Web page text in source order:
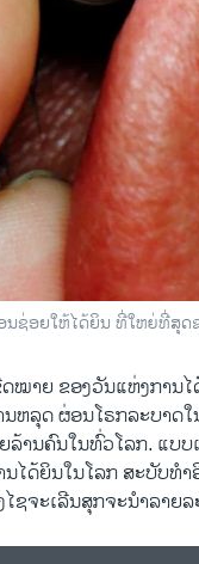
ຊ່ອຍໃຫ້ໄດ້ຍິນ ທີ່ໃຫຍ່ທີ່ສຸດ
ໝາຍ ຂອງວັນແຫ່ງການ
ຫລຸດ ຜ່ອນໂຣກລະບາດ
ານຄົນໃນທົ່ວໂລກ. ແບບ
ໄດ້ຍິນໃນໂລກ ສະບັບທ
ໄຊຈະເລີນສຸກຈະນຳລາຍ